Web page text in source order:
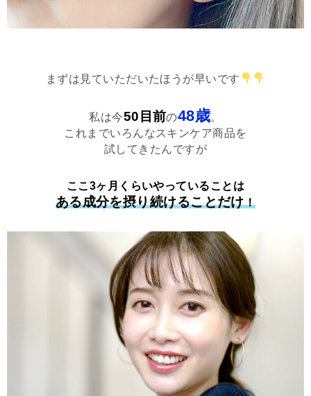
まずは見ていただいたほうが早いです
私は今50目前の48歳。
これまでいろんなスキンケア商品を
試してきたんですが
ここ3ヶ月くらいやっていることは
ある成分を摂り続けることだけ！